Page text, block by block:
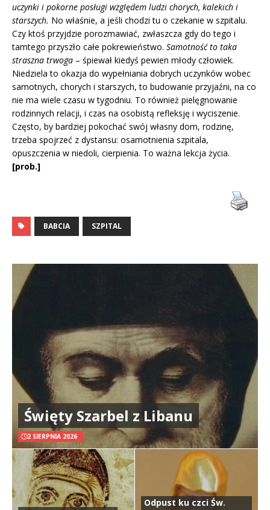
uczynki i pokorne posługi względem ludzi chorych, kalekich i
starszych. No właśnie, a jeśli chodzi tu o czekanie w szpitalu.
Czy ktoś przyjdzie porozmawiać, zwłaszcza gdy do tego i
tamtego przyszło całe pokrewieństwo. Samotność to taka
straszna trwoga – śpiewał kiedyś pewien młody człowiek.
Niedziela to okazja do wypełniania dobrych uczynków wobec
samotnych, chorych i starszych, to budowanie przyjaźni, na co
nie ma wiele czasu w tygodniu. To również pielęgnowanie
rodzinnych relacji, i czas na osobistą refleksję i wyciszenie.
Często, by bardziej pokochać swój własny dom, rodzinę,
trzeba spojrzeć z dystansu: osamotnienia szpitala,
opuszczenia w niedoli, cierpienia. To ważna lekcja życia.
[prob.]
BABCIA SZPITAL
Święty Szarbel z Libanu
2 SIERPNIA 2026
Odpust ku czci Św.